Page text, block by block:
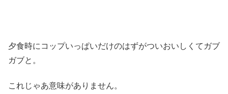
夕食時にコップいっぱいだけのはずがついおいしくてガブ
ガブと。
これじゃあ意味がありません。